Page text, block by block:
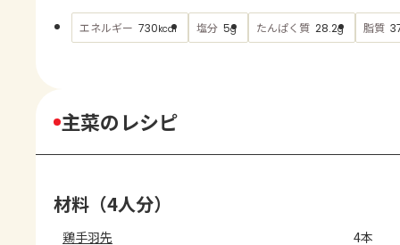
エネルギー 730kcal 塩分 5g たんぱく質 28.2g 脂質
主菜のレシピ
材料（4人分）
鶏手羽先 4本